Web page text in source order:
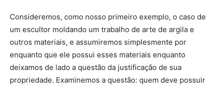
Consideremos, como nosso primeiro exemplo, o caso de
um escultor moldando um trabalho de arte de argila e
outros materiais, e assumiremos simplesmente por
enquanto que ele possui esses materiais enquanto
deixamos de lado a questão da justificação de sua
propriedade. Examinemos a questão: quem deve possuir